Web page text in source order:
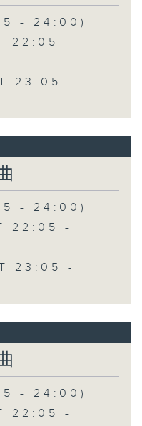
- 24:00)
22:05 -
23:05 -
- 24:00)
22:05 -
23:05 -
- 24:00)
22:05 -